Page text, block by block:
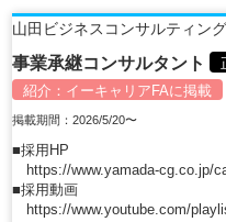
山田ビジネスコンサルティン
事業承継コンサルタント
紹介： イーキャリアFAに掲載
掲載期間：2026/5/20〜
■採用HP
https://www.yamada-cg.co.jp/
■採用動画
https://www.youtube.com/